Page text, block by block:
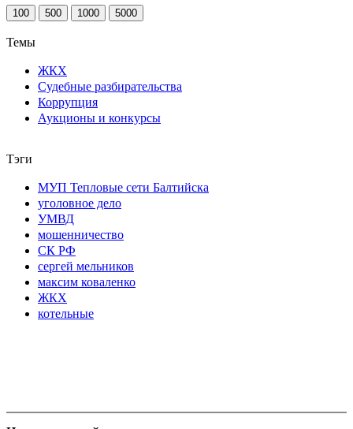
100 500 1000 5000
Темы
ЖКХ
Судебные разбирательства
Коррупция
Аукционы и конкурсы
Тэги
МУП Тепловые сети Балтийска
уголовное дело
УМВД
мошенничество
СК РФ
сергей мельников
максим коваленко
ЖКХ
котельные